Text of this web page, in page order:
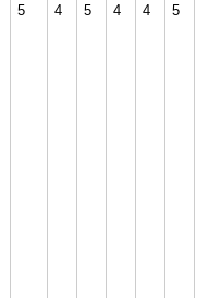
5 4 5 4 4 5